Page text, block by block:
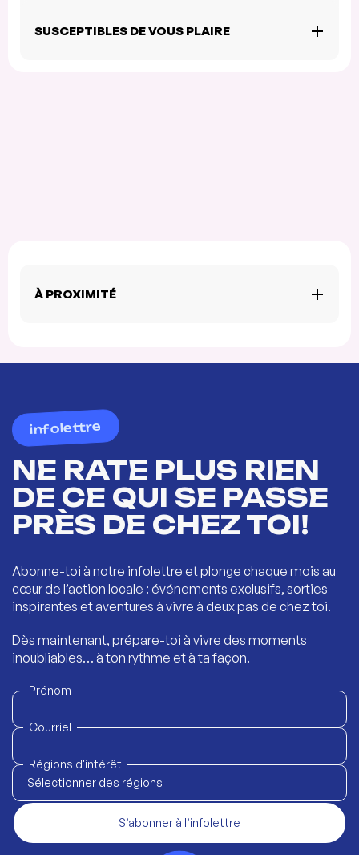
SUSCEPTIBLES DE VOUS PLAIRE
À PROXIMITÉ
infolettre
NE RATE PLUS RIEN
DE CE QUI SE PASSE
PRÈS DE CHEZ TOI!
Abonne-toi à notre infolettre et plonge chaque mois au
cœur de l’action locale : événements exclusifs, sorties
inspirantes et aventures à vivre à deux pas de chez toi.
Dès maintenant, prépare-toi à vivre des moments
inoubliables… à ton rythme et à ta façon.
Prénom
Courriel
Régions d'intérêt
Sélectionner des régions
S’abonner à l’infolettre